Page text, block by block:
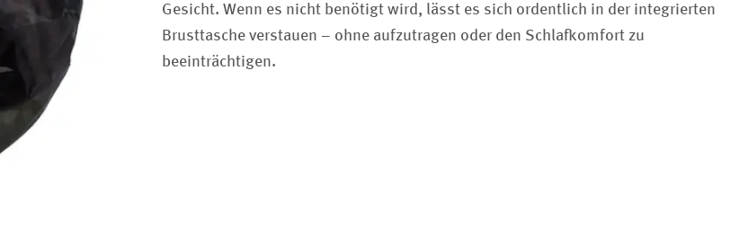
Gesicht. Wenn es nicht benötigt wird, lässt es sich ordentlich in der integrierten
Brusttasche verstauen – ohne aufzutragen oder den Schlafkomfort zu
beeinträchtigen.